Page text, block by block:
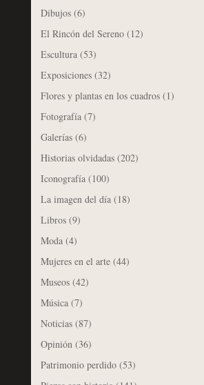
Dibujos(6)
El Rincón del Sereno(12)
Escultura(53)
Exposiciones(32)
Flores y plantas en los cuadros(1)
Fotografía(7)
Galerías(6)
Historias olvidadas(202)
Iconografía(100)
La imagen del día(18)
Libros(9)
Moda(4)
Mujeres en el arte(44)
Museos(42)
Música(7)
Noticias(87)
Opinión(36)
Patrimonio perdido(53)